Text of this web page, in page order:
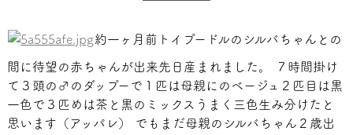
約一ヶ月前トイプードルのシルバちゃんとの
間に待望の赤ちゃんが出来先日産まれました。
７時間掛け
て３頭の♂のダップーで１匹は母親にのベージュ２匹目は黒
一色で３匹めは茶と黒のミックスうまく三色生み分けたと
思います（アッパレ） でもまだ母親のシルバちゃん２歳出